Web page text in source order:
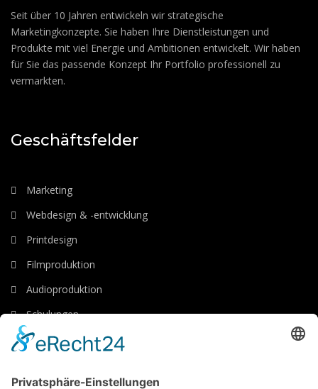
Seit über 10 Jahren entwickeln wir strategische
Marketingkonzepte. Sie haben Ihre Dienstleistungen und
Produkte mit viel Energie und Ambitionen entwickelt. Wir haben
für Sie das passende Konzept Ihr Portfolio professionell zu
vermarkten.
Geschäftsfelder
Marketing
Webdesign & -entwicklung
Printdesign
Filmproduktion
Audioproduktion
Schulungen
Luftaufnahmen